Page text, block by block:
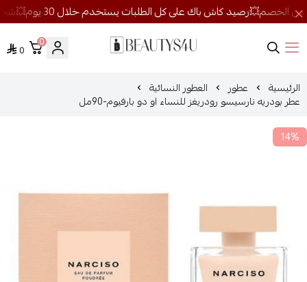
روائح الجمال
0
0
الرئيسية عطور العطور النسائية
عطر بودريه نارسيسو رودريغز للنساء او دو بارفيوم-90مل
14%